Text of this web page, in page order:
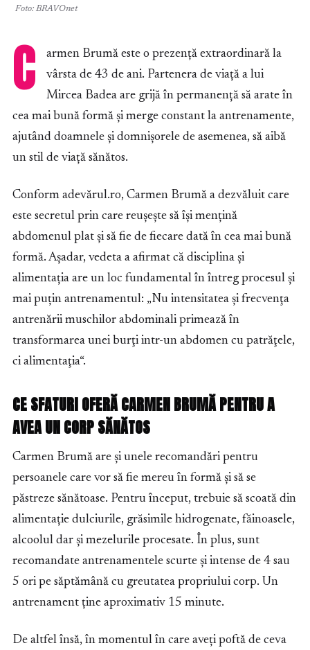
Foto: BRAVOnet
C
armen Brumă este o prezență extraordinară la
vârsta de 43 de ani. Partenera de viață a lui
Mircea Badea are grijă în permanență să arate în
cea mai bună formă și merge constant la antrenamente,
ajutând doamnele și domnișorele de asemenea, să aibă
un stil de viață sănătos.
Conform adevărul.ro, Carmen Brumă a dezvăluit care
este secretul prin care reușește să își mențină
abdomenul plat și să fie de fiecare dată în cea mai bună
formă. Așadar, vedeta a afirmat că disciplina și
alimentația are un loc fundamental în întreg procesul și
mai puțin antrenamentul: „Nu intensitatea şi frecvenţa
antrenării muschilor abdominali primează în
transformarea unei burţi intr-un abdomen cu patrăţele,
ci alimentaţia“.
CE SFATURI OFERĂ CARMEN BRUMĂ PENTRU A
AVEA UN CORP SĂNĂTOS
Carmen Brumă are și unele recomandări pentru
persoanele care vor să fie mereu în formă și să se
păstreze sănătoase. Pentru început, trebuie să scoată din
alimentație dulciurile, grăsimile hidrogenate, făinoasele,
alcoolul dar și mezelurile procesate. În plus, sunt
recomandate antrenamentele scurte și intense de 4 sau
5 ori pe săptămână cu greutatea propriului corp. Un
antrenament ține aproximativ 15 minute.
De altfel însă, în momentul în care aveți poftă de ceva